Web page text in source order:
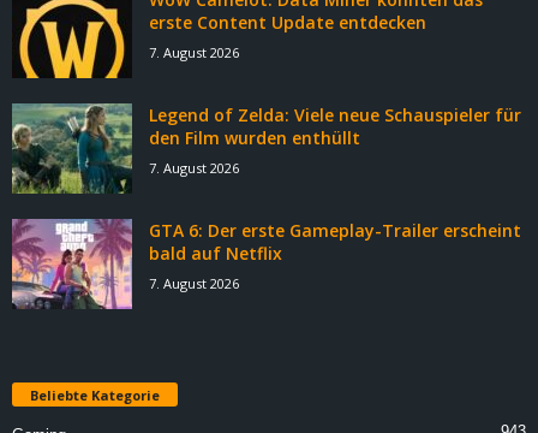
erste Content Update entdecken
7. August 2026
Legend of Zelda: Viele neue Schauspieler für
den Film wurden enthüllt
7. August 2026
GTA 6: Der erste Gameplay-Trailer erscheint
bald auf Netflix
7. August 2026
Beliebte Kategorie